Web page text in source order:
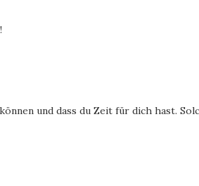
und dass du Zeit für dich hast.